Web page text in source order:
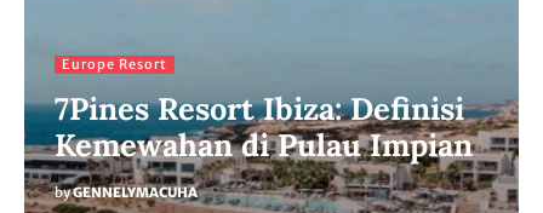
Europe Resort
7Pines Resort Ibiza: Definisi
Kemewahan di Pulau Impian
byGENNELYMACUHA